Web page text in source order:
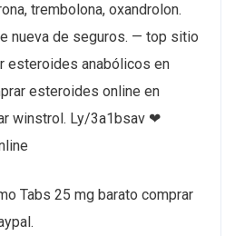
trembolona, oxandrolon.
nueva de seguros. — top sitio
esteroides anabólicos en
esteroides online en
winstrol. Ly/3a1bsav ❤
Tabs 25 mg barato comprar